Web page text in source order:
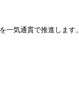
一気通貫で推進します。